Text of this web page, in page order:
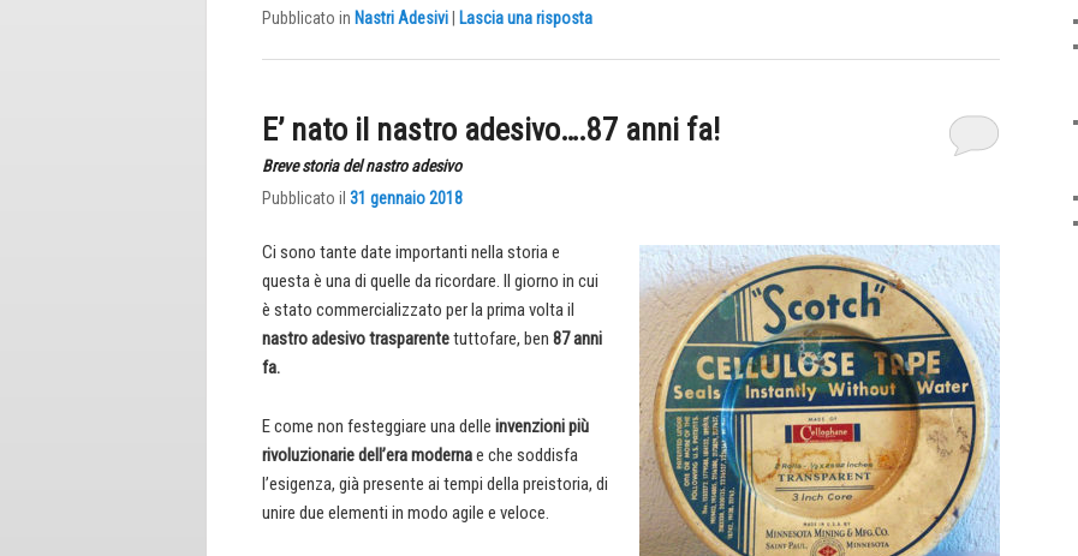
Pubblicato in Nastri Adesivi Lascia una risposta
E’ nato il nastro adesivo….87 anni fa!
Breve storia del nastro adesivo
Pubblicato il 31 gennaio 2018
Ci sono tante date importanti nella storia e
questa è una di quelle da ricordare. Il giorno in cui
è stato commercializzato per la prima volta il
nastro adesivo trasparentetuttofare, ben 87 anni
fa.
E come non festeggiare una delle invenzioni più
rivoluzionarie dell’era modernae che soddisfa
l’esigenza, già presente ai tempi della preistoria, di
unire due elementi in modo agile e veloce.